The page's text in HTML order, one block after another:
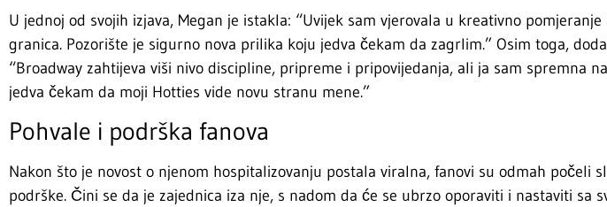
U jednoj od svojih izjava, Megan je istakla: “Uvijek sam vjerovala u kreativno pomjeranje
granica. Pozorište je sigurno nova prilika koju jedva čekam da zagrlim.” Osim toga,
“Broadway zahtijeva viši nivo discipline, pripreme i pripovijedanja, ali ja sam spremna
jedva čekam da moji Hotties vide novu stranu mene.”
Pohvale i podrška fanova
Nakon što je novost o njenom hospitalizovanju postala viralna, fanovi su odmah počeli
podrške. Čini se da je zajednica iza nje, s nadom da će se ubrzo oporaviti i nastaviti sa